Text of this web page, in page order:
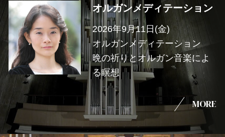
オルガンメディテーション
2026年9月11日(金)
オルガンメディテーション
晩の祈りとオルガン音楽によ
る瞑想
MORE